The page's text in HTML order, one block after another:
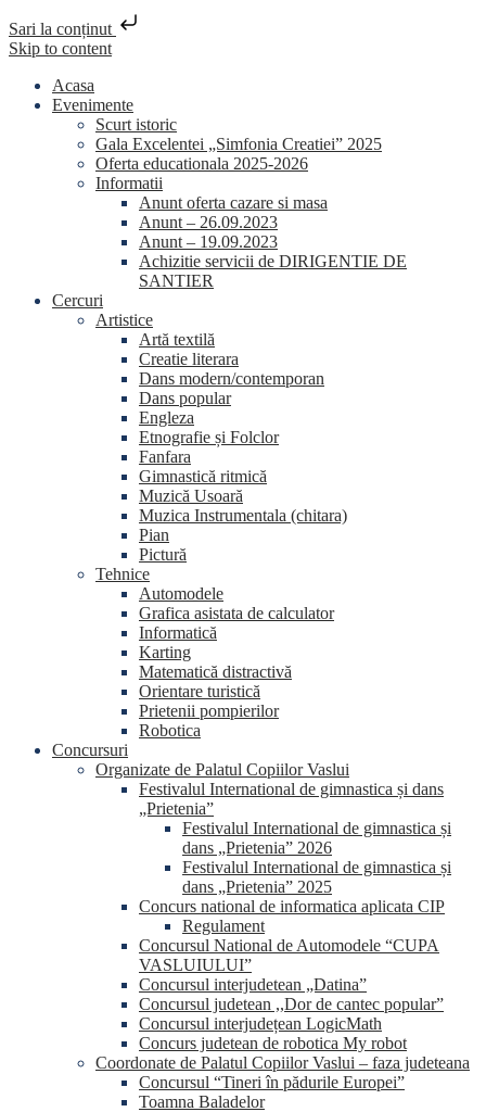
Sari la conținut
Skip to content
Acasa
Evenimente
Scurt istoric
Gala Excelentei „Simfonia Creatiei” 2025
Oferta educationala 2025-2026
Informatii
Anunt oferta cazare si masa
Anunt – 26.09.2023
Anunt – 19.09.2023
Achizitie servicii de DIRIGENTIE DE
SANTIER
Cercuri
Artistice
Artă textilă
Creatie literara
Dans modern/contemporan
Dans popular
Engleza
Etnografie și Folclor
Fanfara
Gimnastică ritmică
Muzică Usoară
Muzica Instrumentala (chitara)
Pian
Pictură
Tehnice
Automodele
Grafica asistata de calculator
Informatică
Karting
Matematică distractivă
Orientare turistică
Prietenii pompierilor
Robotica
Concursuri
Organizate de Palatul Copiilor Vaslui
Festivalul International de gimnastica și dans
„Prietenia”
Festivalul International de gimnastica și
dans „Prietenia” 2026
Festivalul International de gimnastica și
dans „Prietenia” 2025
Concurs national de informatica aplicata CIP
Regulament
Concursul National de Automodele “CUPA
VASLUIULUI”
Concursul interjudetean „Datina”
Concursul judetean ,,Dor de cantec popular”
Concursul interjudețean LogicMath
Concurs judetean de robotica My robot
Coordonate de Palatul Copiilor Vaslui – faza judeteana
Concursul “Tineri în pădurile Europei”
Toamna Baladelor